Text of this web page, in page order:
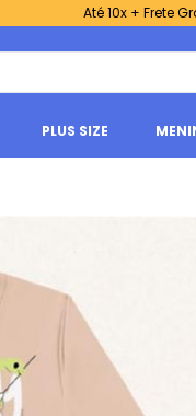
Até 10x + Frete
PLUS SIZE